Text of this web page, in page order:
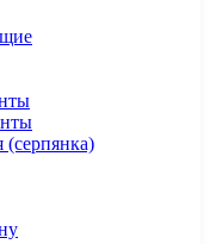
(серпянка)